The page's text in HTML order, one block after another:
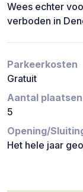
Wees echter
verboden in
Parkeerkosten
Gratuit
Aantal plaatsen
5
Opening/
Het hele jaar